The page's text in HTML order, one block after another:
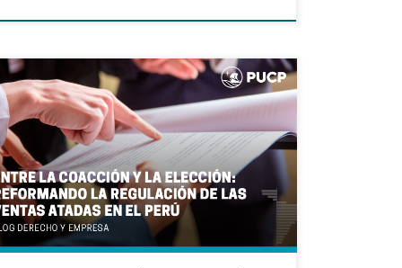
Investigación realizada por Yuvys Andrea Martínez
Calle Introducción A grandes rasgos, las ventas atadas
han sido definidas por Burstein (1960) como aquellas
prácticas comerciales en las cuales el vendedor
condiciona la venta de un producto a la compra de
otro. En su tratamiento jurídico, autores como
Hovenkamp (2011) han reconocido […]